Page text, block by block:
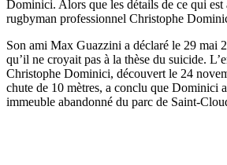
Dominici. Alors que les détails de ce qui est
rugbyman professionnel Christophe
Son ami Max Guazzini a déclaré le 29 mai
qu’il ne croyait pas à la thèse du suicide.
Christophe Dominici, découvert le 24
chute de 10 mètres, a conclu que Dominici
immeuble abandonné du parc de Saint-